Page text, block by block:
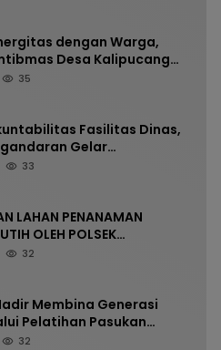
dengan Warga,
Desa Kalipucang
Milangkala Desa ke-
35
Fasilitas Dinas,
Gelar
Senpi Berkala
33
LAHAN PENANAMAN
OLEH POLSEK
DUKUNG PROGRAM
32
Membina Generasi
Pelatihan Pasukan
Merah Putih
32